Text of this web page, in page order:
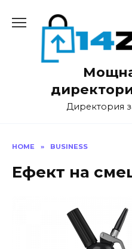
Директория
HOME » BUSINESS
Ефект на